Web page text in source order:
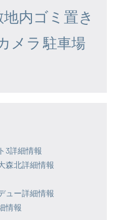
地内ゴミ置き
メラ 駐車場
3詳細情報
森北詳細情報
ュー詳細情報
情報